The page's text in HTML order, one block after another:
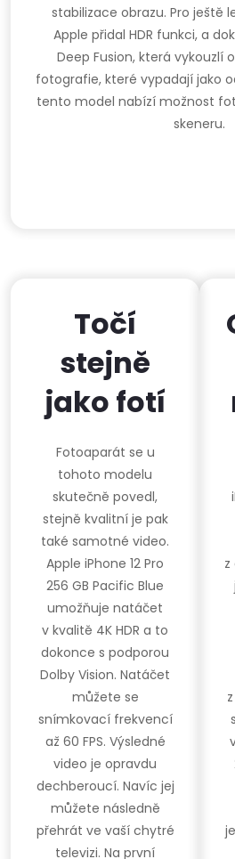
stabilizace obrazu. Pro ještě
Apple přidal HDR funkci, a
Deep Fusion, která vykouzlí
fotografie, které vypadají jako
tento model nabízí možnost
skeneru.
Točí
stejně
jako fotí
Fotoaparát se u
tohoto modelu
skutečně povedl,
stejně kvalitní je pak
také samotné video.
Apple iPhone 12 Pro
256 GB Pacific Blue
umožňuje natáčet
v kvalitě 4K HDR a to
dokonce s podporou
Dolby Vision. Natáčet
můžete se
snímkovací frekvencí
až 60 FPS. Výsledné
video je opravdu
dechberoucí. Navíc jej
můžete následně
přehrát ve vaší chytré
televizi. Na první
z